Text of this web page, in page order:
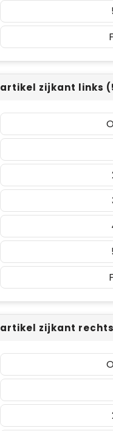
artikel zijkant links
artikel zijkant